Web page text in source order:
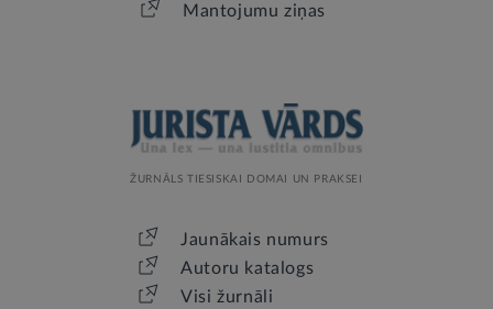
Mantojumu ziņas
ŽURNĀLS TIESISKAI DOMAI UN PRAKSEI
Jaunākais numurs
Autoru katalogs
Visi žurnāli